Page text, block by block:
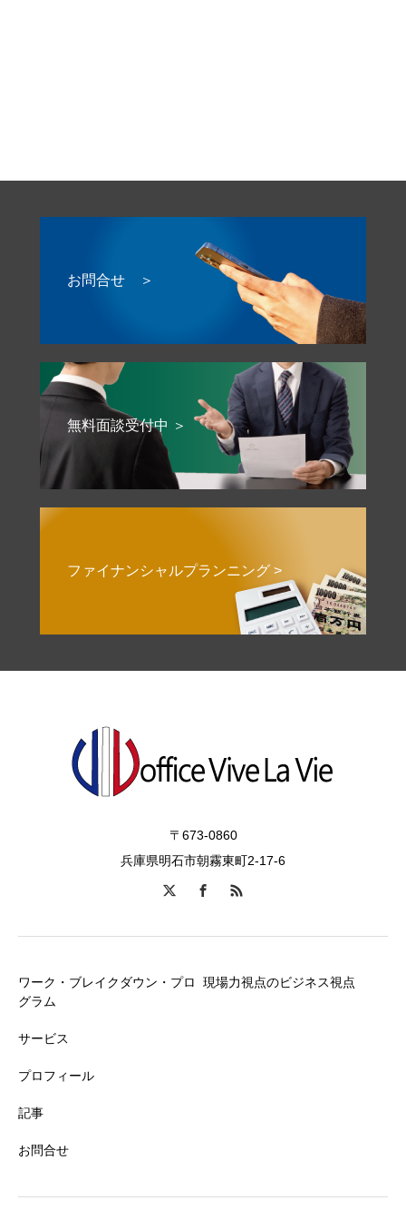
お問合せ ＞
無料面談受付中 ＞
ファイナンシャルプランニング >
〒673-0860
兵庫県明石市朝霧東町2-17-6
ワーク・ブレイクダウン・プロ
グラム
サービス
プロフィール
記事
お問合せ
現場力視点のビジネス視点